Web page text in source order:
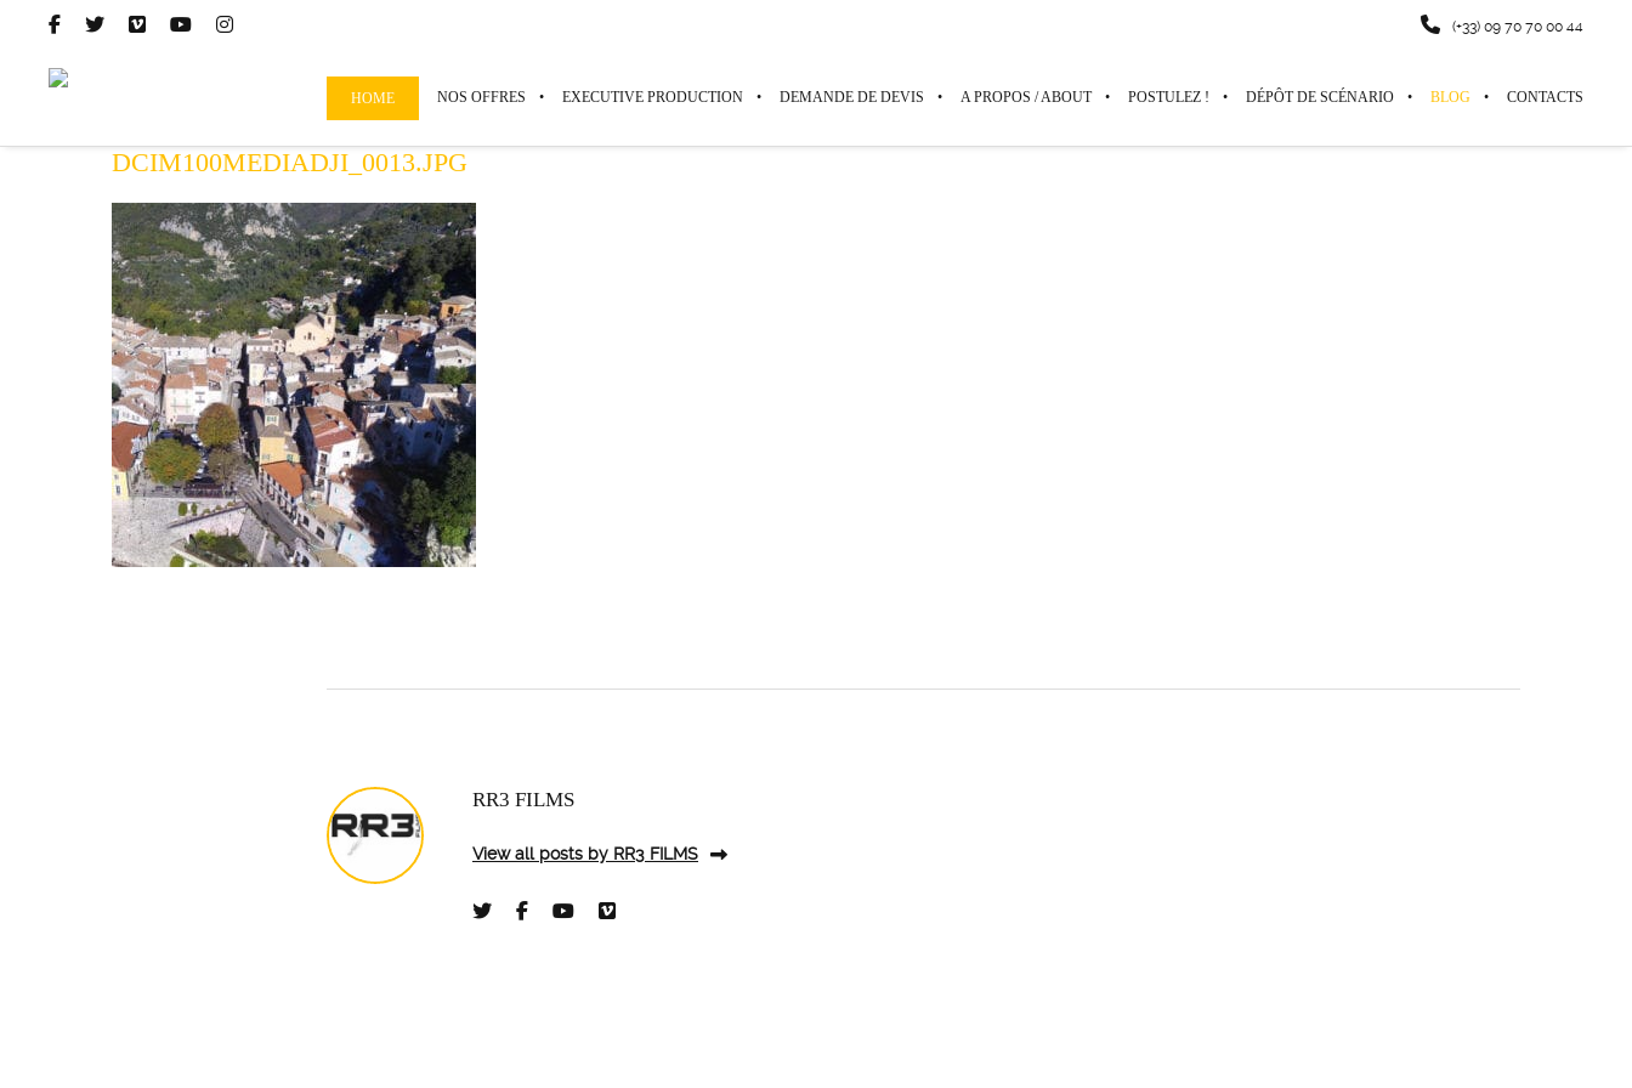
(+33) 09 70 70 00 44
HOME NOS OFFRES EXECUTIVE PRODUCTION DEMANDE DE DEVIS A PROPOS / ABOUT POSTULEZ ! DÉPÔT DE SCÉNARIO BLOG CONTACTS
DCIM100MEDIADJI_0013.JPG
RR3 FILMS
View all posts by RR3 FILMS